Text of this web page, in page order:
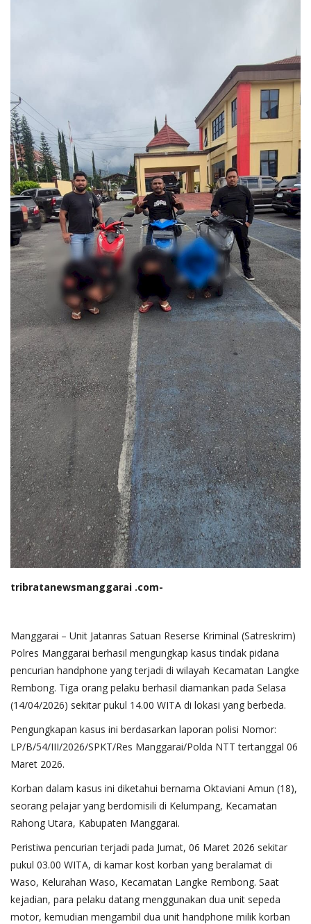
tribratanewsmanggarai .com-
Manggarai – Unit Jatanras Satuan Reserse Kriminal (Satreskrim)
Polres Manggarai berhasil mengungkap kasus tindak pidana
pencurian handphone yang terjadi di wilayah Kecamatan Langke
Rembong. Tiga orang pelaku berhasil diamankan pada Selasa
(14/04/2026) sekitar pukul 14.00 WITA di lokasi yang berbeda.
Pengungkapan kasus ini berdasarkan laporan polisi Nomor:
LP/B/54/III/2026/SPKT/Res Manggarai/Polda NTT tertanggal 06
Maret 2026.
Korban dalam kasus ini diketahui bernama Oktaviani Amun (18),
seorang pelajar yang berdomisili di Kelumpang, Kecamatan
Rahong Utara, Kabupaten Manggarai.
Peristiwa pencurian terjadi pada Jumat, 06 Maret 2026 sekitar
pukul 03.00 WITA, di kamar kost korban yang beralamat di
Waso, Kelurahan Waso, Kecamatan Langke Rembong. Saat
kejadian, para pelaku datang menggunakan dua unit sepeda
motor, kemudian mengambil dua unit handphone milik korban